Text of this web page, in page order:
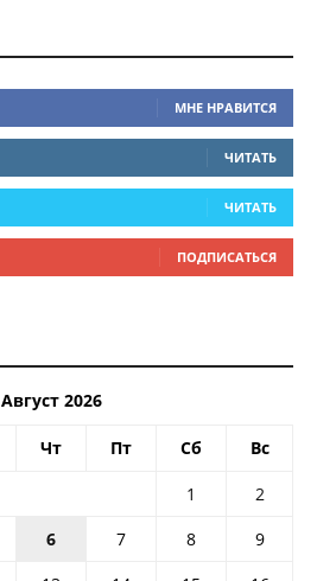
МНЕ НРАВИТСЯ
ЧИТАТЬ
ЧИТАТЬ
ПОДПИСАТЬСЯ
Август 2026
Чт Пт Сб Вс
1
2
6 7 8
9